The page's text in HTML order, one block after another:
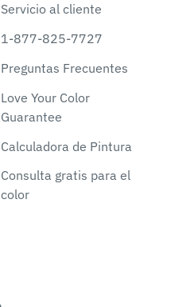
Servicio al cliente
1-877-825-7727
Preguntas Frecuentes
Love Your Color
Guarantee
Calculadora de Pintura
Consulta gratis para el
color